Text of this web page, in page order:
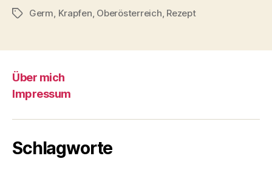
Schlagwörter
Germ, Krapfen, Oberösterreich, Rezept
Über mich
Impressum
Schlagworte